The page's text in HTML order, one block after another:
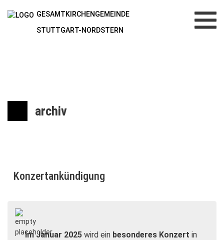
GESAMTKIRCHENGEMEINDE
STUTTGART-NORDSTERN
archiv
Konzertankündigung
Im Januar 2025 wird ein besonderes Konzert in